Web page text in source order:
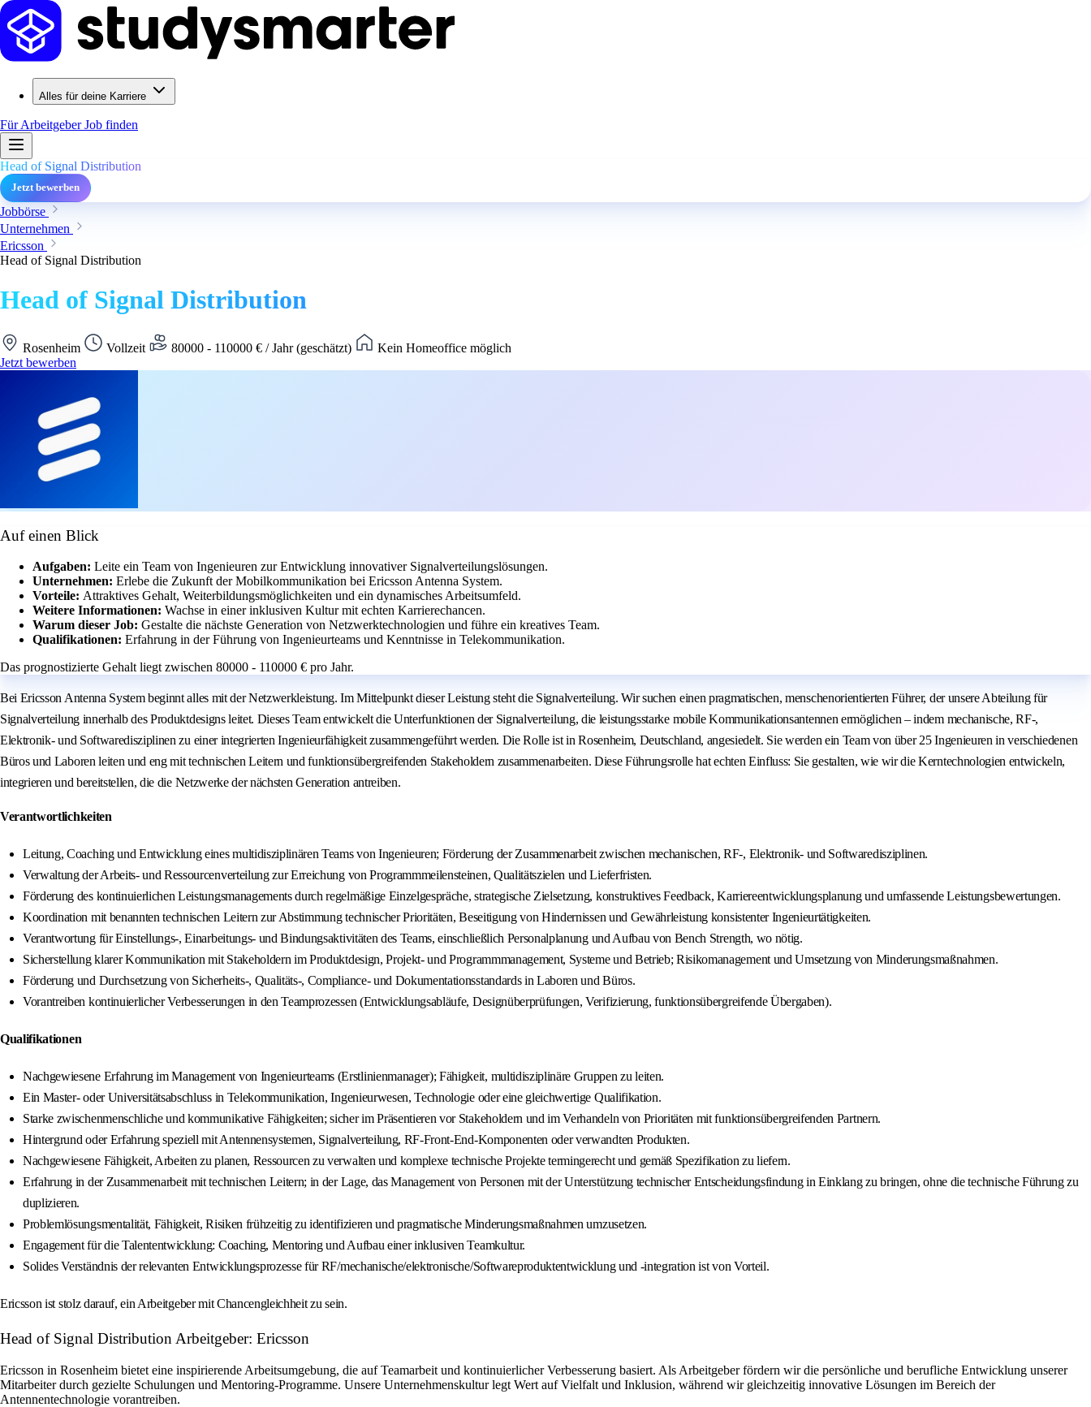
Alles für deine Karriere
Für ArbeitgeberJob finden
Head of Signal Distribution
Jetzt bewerben
Jobbörse
Unternehmen
Ericsson
Head of Signal Distribution
Head of Signal Distribution
Rosenheim Vollzeit 80000 - 110000 € / Jahr (geschätzt)
Kein Homeoffice möglich
Jetzt bewerben
Auf einen Blick
Aufgaben: Leite ein Team von Ingenieuren zur Entwicklung innovativer Signalverteilungslösungen.
Unternehmen: Erlebe die Zukunft der Mobilkommunikation bei Ericsson Antenna System.
Vorteile: Attraktives Gehalt, Weiterbildungsmöglichkeiten und ein dynamisches Arbeitsumfeld.
Weitere Informationen: Wachse in einer inklusiven Kultur mit echten Karrierechancen.
Warum dieser Job: Gestalte die nächste Generation von Netzwerktechnologien und führe ein kreatives Team.
Qualifikationen: Erfahrung in der Führung von Ingenieurteams und Kenntnisse in Telekommunikation.
Das prognostizierte Gehalt liegt zwischen 80000 - 110000 € pro Jahr.
Bei Ericsson Antenna System beginnt alles mit der Netzwerkleistung. Im Mittelpunkt dieser Leistung steht die Signalverteilung. Wir suchen einen pragmatischen, menschenorientierten Führer, der unsere Abteilung für
Signalverteilung innerhalb des Produktdesigns leitet. Dieses Team entwickelt die Unterfunktionen der Signalverteilung, die leistungsstarke mobile Kommunikationsantennen ermöglichen – indem mechanische, RF-,
Elektronik- und Softwaredisziplinen zu einer integrierten Ingenieurfähigkeit zusammengeführt werden. Die Rolle ist in Rosenheim, Deutschland, angesiedelt. Sie werden ein Team von über 25 Ingenieuren in verschiedenen
Büros und Laboren leiten und eng mit technischen Leitern und funktionsübergreifenden Stakeholdern zusammenarbeiten. Diese Führungsrolle hat echten Einfluss: Sie gestalten, wie wir die Kerntechnologien entwickeln,
integrieren und bereitstellen, die die Netzwerke der nächsten Generation antreiben.
Verantwortlichkeiten
Leitung, Coaching und Entwicklung eines multidisziplinären Teams von Ingenieuren; Förderung der Zusammenarbeit zwischen mechanischen, RF-, Elektronik- und Softwaredisziplinen.
Verwaltung der Arbeits- und Ressourcenverteilung zur Erreichung von Programmmeilensteinen, Qualitätszielen und Lieferfristen.
Förderung des kontinuierlichen Leistungsmanagements durch regelmäßige Einzelgespräche, strategische Zielsetzung, konstruktives Feedback, Karriereentwicklungsplanung und umfassende Leistungsbewertungen.
Koordination mit benannten technischen Leitern zur Abstimmung technischer Prioritäten, Beseitigung von Hindernissen und Gewährleistung konsistenter Ingenieurtätigkeiten.
Verantwortung für Einstellungs-, Einarbeitungs- und Bindungsaktivitäten des Teams, einschließlich Personalplanung und Aufbau von Bench Strength, wo nötig.
Sicherstellung klarer Kommunikation mit Stakeholdern im Produktdesign, Projekt- und Programmmanagement, Systeme und Betrieb; Risikomanagement und Umsetzung von Minderungsmaßnahmen.
Förderung und Durchsetzung von Sicherheits-, Qualitäts-, Compliance- und Dokumentationsstandards in Laboren und Büros.
Vorantreiben kontinuierlicher Verbesserungen in den Teamprozessen (Entwicklungsabläufe, Designüberprüfungen, Verifizierung, funktionsübergreifende Übergaben).
Qualifikationen
Nachgewiesene Erfahrung im Management von Ingenieurteams (Erstlinienmanager); Fähigkeit, multidisziplinäre Gruppen zu leiten.
Ein Master- oder Universitätsabschluss in Telekommunikation, Ingenieurwesen, Technologie oder eine gleichwertige Qualifikation.
Starke zwischenmenschliche und kommunikative Fähigkeiten; sicher im Präsentieren vor Stakeholdern und im Verhandeln von Prioritäten mit funktionsübergreifenden Partnern.
Hintergrund oder Erfahrung speziell mit Antennensystemen, Signalverteilung, RF-Front-End-Komponenten oder verwandten Produkten.
Nachgewiesene Fähigkeit, Arbeiten zu planen, Ressourcen zu verwalten und komplexe technische Projekte termingerecht und gemäß Spezifikation zu liefern.
Erfahrung in der Zusammenarbeit mit technischen Leitern; in der Lage, das Management von Personen mit der Unterstützung technischer Entscheidungsfindung in Einklang zu bringen, ohne die technische Führung zu
duplizieren.
Problemlösungsmentalität, Fähigkeit, Risiken frühzeitig zu identifizieren und pragmatische Minderungsmaßnahmen umzusetzen.
Engagement für die Talententwicklung: Coaching, Mentoring und Aufbau einer inklusiven Teamkultur.
Solides Verständnis der relevanten Entwicklungsprozesse für RF/mechanische/elektronische/Softwareproduktentwicklung und -integration ist von Vorteil.
Ericsson ist stolz darauf, ein Arbeitgeber mit Chancengleichheit zu sein.
Head of Signal Distribution Arbeitgeber: Ericsson
Ericsson in Rosenheim bietet eine inspirierende Arbeitsumgebung, die auf Teamarbeit und kontinuierlicher Verbesserung basiert. Als Arbeitgeber fördern wir die persönliche und berufliche Entwicklung unserer
Mitarbeiter durch gezielte Schulungen und Mentoring-Programme. Unsere Unternehmenskultur legt Wert auf Vielfalt und Inklusion, während wir gleichzeitig innovative Lösungen im Bereich der
Antennentechnologie vorantreiben.